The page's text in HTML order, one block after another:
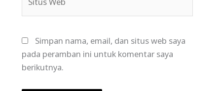
Simpan nama, email, dan situs web saya
pada peramban ini untuk komentar saya
berikutnya.